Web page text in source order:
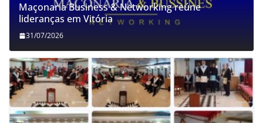
Maçonaria Business & Networking reúne
lideranças em Vitória
31/07/2026